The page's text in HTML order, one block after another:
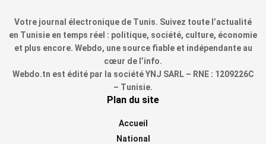
Votre journal électronique de Tunis. Suivez toute l’actualité
en Tunisie en temps réel : politique, société, culture, économie
et plus encore. Webdo, une source fiable et indépendante au
cœur de l’info.
Webdo.tn est édité par la société YNJ SARL – RNE : 1209226C
– Tunisie.
Plan du site
Accueil
National